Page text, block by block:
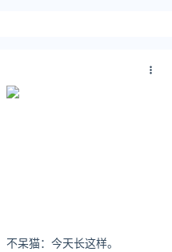
不呆猫：今天长这样。 ​​​​